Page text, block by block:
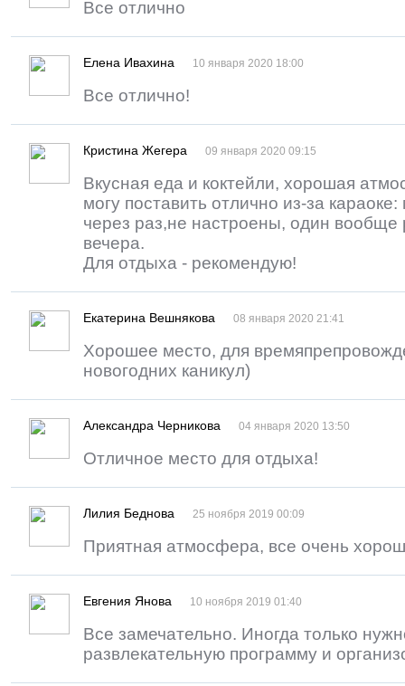
Все отлично
Елена Ивахина 10 января 2020 18:00
Все отлично!
Кристина Жегера 09 января 2020 09:15
Вкусная еда и коктейли, хорошая
могу поставить отлично из-за
через раз,не настроены, один вообще
вечера.
Для отдыха - рекомендую!
Екатерина Вешнякова 08 января 2020 21:41
Хорошее место, для
новогодних каникул)
Александра Черникова 04 января 2020 13:50
Отличное место для отдыха!
Лилия Беднова 25 ноября 2019 00:09
Приятная атмосфера, все очень
Евгения Янова 10 ноября 2019 01:40
Все замечательно. Иногда только
развлекательную программу и